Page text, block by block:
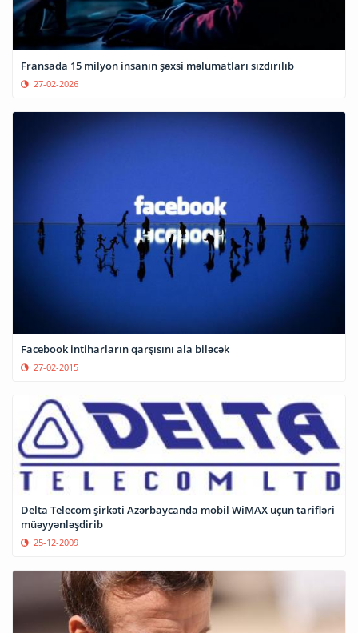
Fransada 15 milyon insanın şəxsi məlumatları sızdırılıb
27-02-2026
Facebook intiharların qarşısını ala biləcək
27-02-2015
Delta Telecom şirkəti Azərbaycanda mobil WiMAX üçün tarifləri
müəyyənləşdirib
25-12-2009